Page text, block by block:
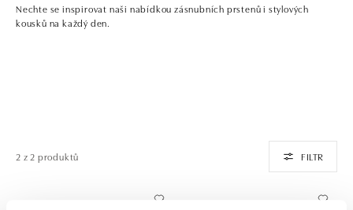
Nechte se inspirovat naši nabídkou zásnubních prstenů i stylových
kousků na každý den.
2 z 2 produktů FILTR